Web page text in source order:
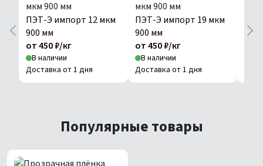
ПЭТ-Э импорт 12 мкм
900 мм
от 450 ₽/кг
В наличии
Доставка от 1 дня
ПЭТ-Э импорт 19 мкм
900 мм
от 450 ₽/кг
В наличии
Доставка от 1 дня
900
Популярные товары